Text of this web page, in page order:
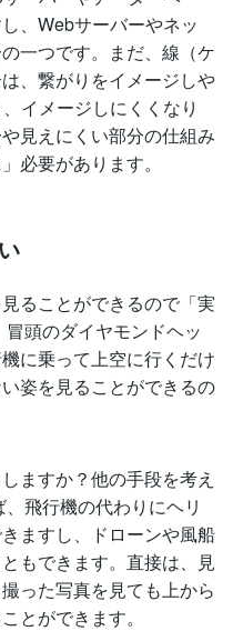
、Webサーバーやネッ
一つです。まだ、線（ケ
、繋がりをイメージしや
イメージしにくくなり
見えにくい部分の仕組み
必要があります。
ることができるので「実
頭のダイヤモンドヘッ
に乗って上空に行くだけ
姿を見ることができるの
ますか？他の手段を考え
飛行機の代わりにヘリ
ますし、ドローンや風船
もできます。直接は、見
った写真を見ても上から
とができます。